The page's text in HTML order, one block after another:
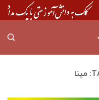
مپنا